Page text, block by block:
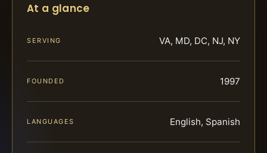
At a glance
SERVING VA, MD, DC, NJ, NY
FOUNDED 1997
LANGUAGES English, Spanish